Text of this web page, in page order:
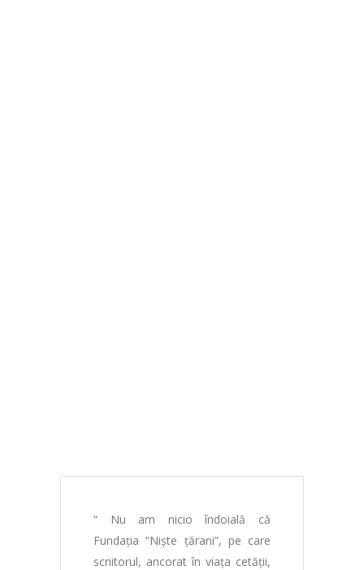
“ Nu am nicio îndoială că
Fundaţia “Nişte ţărani”, pe care
scriitorul, ancorat în viaţa cetăţii,